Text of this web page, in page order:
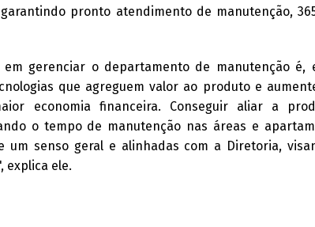
garantindo pronto atendimento de manutenção,
em gerenciar o departamento de manutenção é,
que agreguem valor ao produto e
economia financeira. Conseguir aliar a
o tempo de manutenção nas áreas e
um senso geral e alinhadas com a Diretoria,
explica ele.